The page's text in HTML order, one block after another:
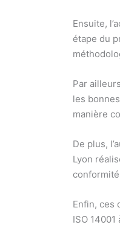
Ensuite,
étape du
Par
les
manière
De plus,
Lyon
Enfin, ces
ISO 14001